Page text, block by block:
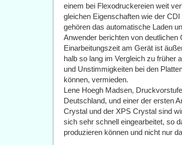
einem bei Flexodruckereien weit
gleichen Eigenschaften wie der
gehören das automatische Laden
Anwender berichten von
Einarbeitungszeit am Gerät ist
halb so lang im Vergleich zu früher
und Unstimmigkeiten bei den
können, vermieden.
Lene Hoegh Madsen,
Deutschland, und einer der ersten
Crystal und der XPS Crystal sind
sich sehr schnell eingearbeitet, so
produzieren können und nicht nur